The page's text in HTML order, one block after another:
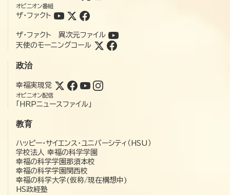
オピニオン番組
ザ・ファクト
ザ・ファクト 異次元ファイル
天使のモーニングコール
政治
幸福実現党
オピニオン配信
「HRPニュースファイル」
教育
ハッピー・サイエンス・ユニバーシティ（HSU）
学校法人 幸福の科学学園
幸福の科学学園那須本校
幸福の科学学園関西校
幸福の科学大学(仮称/現在構想中)
HS政経塾